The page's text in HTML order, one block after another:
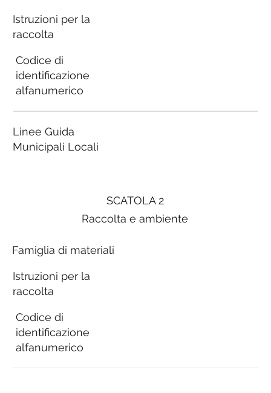
SCATOLA 2
Raccolta e ambiente
Famiglia di materiali
Istruzioni per la
raccolta
Codice di
identificazione
alfanumerico
Istruzioni per la
raccolta
Codice di
identificazione
alfanumerico
Linee Guida
Municipali Locali